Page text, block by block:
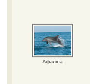
Афаліна